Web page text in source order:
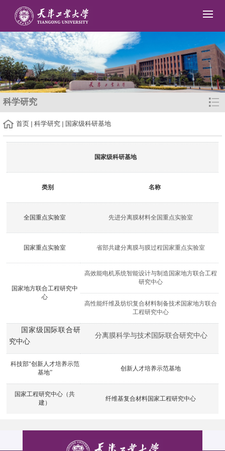
科学研究
首页 科学研究 国家级科研基地
国家级科研基地
类别 名称
全国重点实验室 先进分离膜材料全国重点实验室
国家重点实验室 省部共建分离膜与膜过程国家重点实验室
国家地方联合工程研究中
心
高效能电机系统智能设计与制造国家地方联合工程
研究中心
高性能纤维及纺织复合材料制备技术国家地方联合
工程研究中心
国家级国际联合研
究中心
分离膜科学与技术国际联合研究中心
科技部“创新人才培养示范
基地”
创新人才培养示范基地
国家工程研究中心（共
建）
纤维基复合材料国家工程研究中心